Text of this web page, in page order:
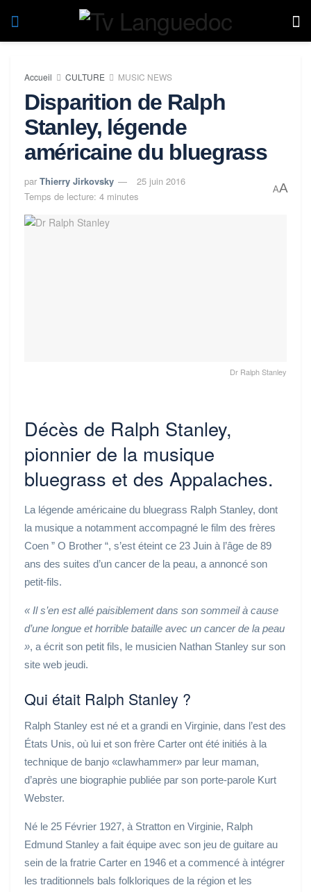
Accueil CULTURE MUSIC NEWS
Disparition de Ralph
Stanley, légende
américaine du bluegrass
par Thierry Jirkovsky
25 juin 2016
Temps de lecture: 4 minutes
AA
Dr Ralph Stanley
Décès de Ralph Stanley,
pionnier de la musique
bluegrass et des Appalaches.
La légende américaine du bluegrass Ralph Stanley, dont
la musique a notamment accompagné le film des frères
Coen ” O Brother “, s’est éteint ce 23 Juin à l’âge de 89
ans des suites d’un cancer de la peau, a annoncé son
petit-fils.
« Il s’en est allé paisiblement dans son sommeil à cause
d’une longue et horrible bataille avec un cancer de la peau
», a écrit son petit fils, le musicien Nathan Stanley sur son
site web jeudi.
Qui était Ralph Stanley ?
Ralph Stanley est né et a grandi en Virginie, dans l’est des
États Unis, où lui et son frère Carter ont été initiés à la
technique de banjo «clawhammer» par leur maman,
d’après une biographie publiée par son porte-parole Kurt
Webster.
Né le 25 Février 1927, à Stratton en Virginie, Ralph
Edmund Stanley a fait équipe avec son jeu de guitare au
sein de la fratrie Carter en 1946 et a commencé à intégrer
les traditionnels bals folkloriques de la région et les